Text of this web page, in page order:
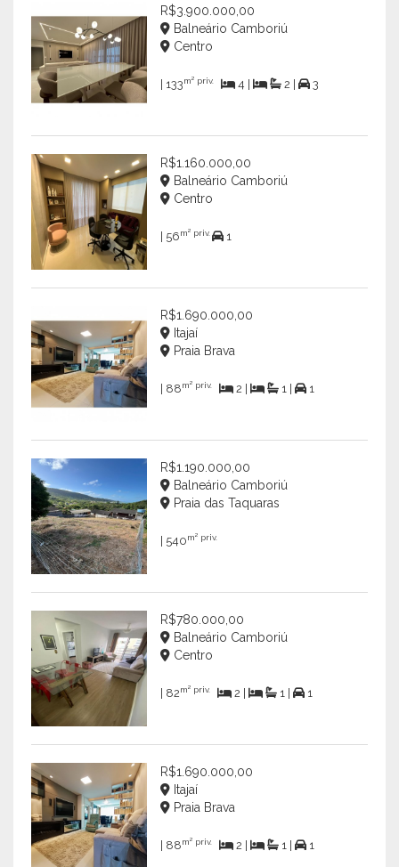
R$3.900.000,00
Balneário Camboriú
Centro
| 133m² priv. 4 | 2 | 3
R$1.160.000,00
Balneário Camboriú
Centro
| 56m² priv. 1
R$1.690.000,00
Itajaí
Praia Brava
| 88m² priv. 2 | 1 | 1
R$1.190.000,00
Balneário Camboriú
Praia das Taquaras
| 540m² priv.
R$780.000,00
Balneário Camboriú
Centro
| 82m² priv. 2 | 1 | 1
R$1.690.000,00
Itajaí
Praia Brava
| 88m² priv. 2 | 1 | 1